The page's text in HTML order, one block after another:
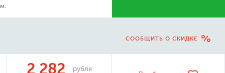
СООБЩИТЬ О СКИДКЕ
2 282 рубля